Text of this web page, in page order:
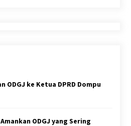
ODGJ ke Ketua DPRD Dompu
ODGJ yang Sering